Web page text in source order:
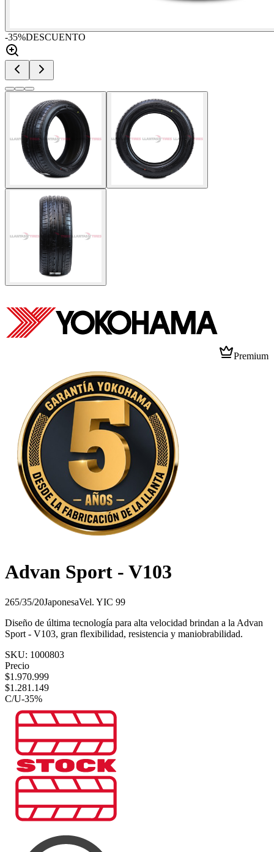
-35%DESCUENTO
Premium
Advan Sport - V103
265/35/20JaponesaVel. YIC 99
Diseño de última tecnología para alta velocidad brindan a la Advan
Sport - V103, gran flexibilidad, resistencia y maniobrabilidad.
SKU: 1000803
Precio
$1.970.999
$1.281.149
C/U-35%